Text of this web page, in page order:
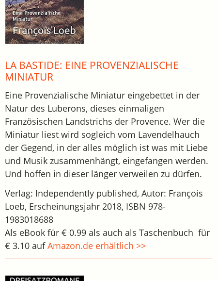
LA BASTIDE: EINE PROVENZIALISCHE
MINIATUR
Eine Provenzialische Miniatur eingebettet in der
Natur des Luberons, dieses einmaligen
Französischen Landstrichs der Provence. Wer die
Miniatur liest wird sogleich vom Lavendelhauch
der Gegend, in der alles möglich ist was mit Liebe
und Musik zusammenhängt, eingefangen werden.
Und hoffen in dieser länger verweilen zu dürfen.
Verlag: Independently published, Autor: François
Loeb, Erscheinungsjahr 2018, ISBN 978-
1983018688
Als eBook für € 0.99 als auch als Taschenbuch für
€ 3.10 aufAmazon.de erhältlich >>